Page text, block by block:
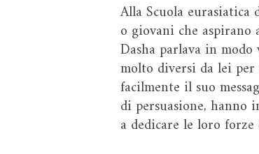
Alla Scuola
o giovani che
Dasha parlava in
molto diversi da lei
facilmente il suo
di persuasione, hanno
a dedicare le loro